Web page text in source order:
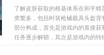
了解皮肤获取的根基体系在和平
类繁多，包括时装枪械载具头盔
部分构成，首先是游戏内的直接
任务逐步解锁，其次是游戏内的